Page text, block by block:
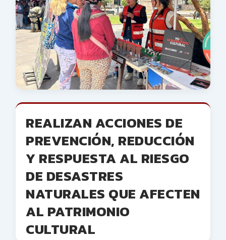
REALIZAN ACCIONES DE
PREVENCIÓN, REDUCCIÓN
Y RESPUESTA AL RIESGO
DE DESASTRES
NATURALES QUE AFECTEN
AL PATRIMONIO
CULTURAL